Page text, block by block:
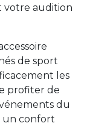
votre audition
de sport
les
profiter de
du
un confort